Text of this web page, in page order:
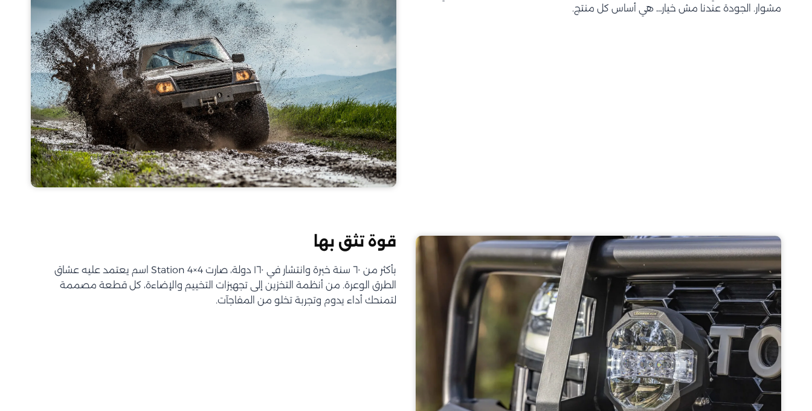
مشوار. الجودة عندنا مش خيار… هي أساس كل منتج.
قوة تثق بها
بأكثر من ٦٠ سنة خبرة وانتشار في ١٦٠ دولة، صارت Station 4×4 اسم يعتمد عليه عشاق
الطرق الوعرة. من أنظمة التخزين إلى تجهيزات التخييم والإضاءة، كل قطعة مصممة
لتمنحك أداء يدوم وتجربة تخلو من المفاجآت.